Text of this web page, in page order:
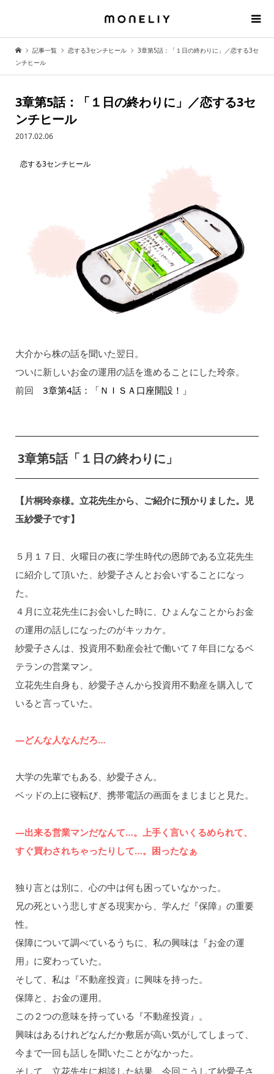
記事一覧 恋する3センチヒール
3章第5話：「１日の終わりに」／恋する3セ
ンチヒール
3章第5話：「１日の終わりに」／恋する3セ
ンチヒール
2017.02.06
恋する3センチヒール
大介から株の話を聞いた翌日。
ついに新しいお金の運用の話を進めることにした玲奈。
前回 3章第4話：「ＮＩＳＡ口座開設！」
3章第5話「１日の終わりに」
【片桐玲奈様。立花先生から、ご紹介に預かりました。児
玉紗愛子です】
５月１７日、火曜日の夜に学生時代の恩師である立花先生
に紹介して頂いた、紗愛子さんとお会いすることになっ
た。
４月に立花先生にお会いした時に、ひょんなことからお金
の運用の話しになったのがキッカケ。
紗愛子さんは、投資用不動産会社で働いて７年目になるベ
テランの営業マン。
立花先生自身も、紗愛子さんから投資用不動産を購入して
いると言っていた。
―どんな人なんだろ…
大学の先輩でもある、紗愛子さん。
ベッドの上に寝転び、携帯電話の画面をまじまじと見た。
―出来る営業マンだなんて…。上手く言いくるめられて、
すぐ買わされちゃったりして…。困ったなぁ
独り言とは別に、心の中は何も困っていなかった。
兄の死という悲しすぎる現実から、学んだ『保障』の重要
性。
保障について調べているうちに、私の興味は『お金の運
用』に変わっていた。
そして、私は『不動産投資』に興味を持った。
保障と、お金の運用。
この２つの意味を持っている『不動産投資』。
興味はあるけれどなんだか敷居が高い気がしてしまって、
今まで一回も話しを聞いたことがなかった。
そして、立花先生に相談した結果、今回こうして紗愛子さ